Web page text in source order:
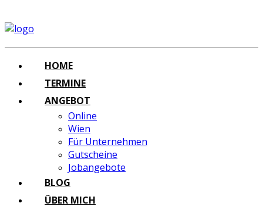
HOME
TERMINE
ANGEBOT
Online
Wien
Für Unternehmen
Gutscheine
Jobangebote
BLOG
ÜBER MICH